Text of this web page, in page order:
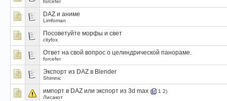
forcefer
DAZ и аниме
Limfoman
Посоветуйте морфы и свет
cityfox
Ответ на свой вопрос о целиндрической панораме.
forcefer
Экспорт из DAZ в Blender
Shimnic
импорт в DAZ или экспорт из 3d max ( 1 2)
Лисакот